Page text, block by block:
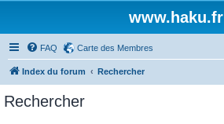
www.haku.fr
FAQ Carte des Membres
Index du forum Rechercher
Rechercher